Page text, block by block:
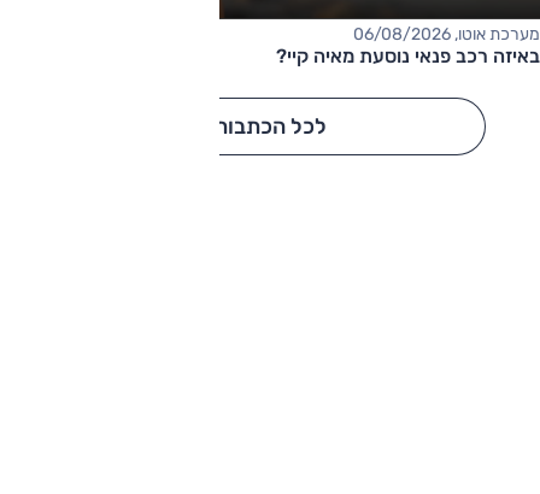
מערכת אוטו, 06/08/2026
באיזה רכב פנאי נוסעת מאיה קיי?
לכל הכתבות